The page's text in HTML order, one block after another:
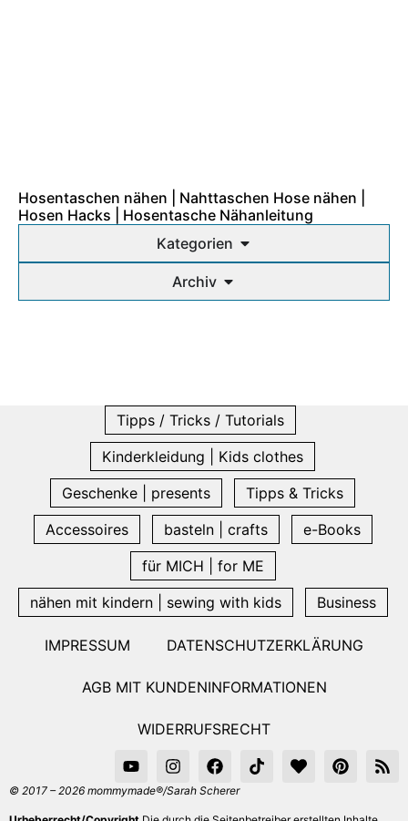
Hosentaschen nähen | Nahttaschen Hose nähen |
Hosen Hacks | Hosentasche Nähanleitung
Kategorien
Archiv
Tipps / Tricks / Tutorials
Kinderkleidung | Kids clothes
Geschenke | presents
Tipps & Tricks
Accessoires
basteln | crafts
e-Books
für MICH | for ME
nähen mit kindern | sewing with kids
Business
IMPRESSUM DATENSCHUTZERKLÄRUNG
AGB MIT KUNDENINFORMATIONEN
WIDERRUFSRECHT
© 2017 – 2026 mommymade®/Sarah Scherer